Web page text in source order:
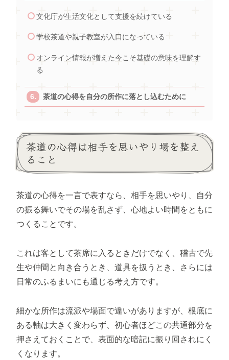
文化庁が生活文化として支援を続けている
学校茶道や親子教室が入口になっている
オンライン情報が増えた今こそ基礎の意味を理解す
る
茶道の心得を自分の所作に落とし込むために
茶道の心得は相手を思いやり場を整え
ること
茶道の心得を一言で表すなら、相手を思いやり、自分
の振る舞いでその場を乱さず、心地よい時間をともに
つくることです。
これは客として茶席に入るときだけでなく、稽古で先
生や仲間と向き合うとき、道具を扱うとき、さらには
日常のふるまいにも通じる考え方です。
細かな所作は流派や場面で違いがありますが、根底に
ある軸は大きく変わらず、初心者ほどこの共通部分を
押さえておくことで、表面的な暗記に振り回されにく
くなります。